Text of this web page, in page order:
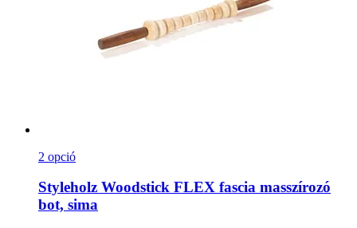
2 opció
Styleholz Woodstick FLEX fascia masszírozó
bot, sima